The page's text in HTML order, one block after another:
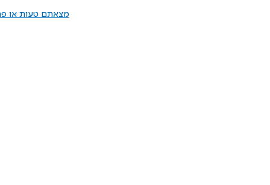
מצאתם טעות או